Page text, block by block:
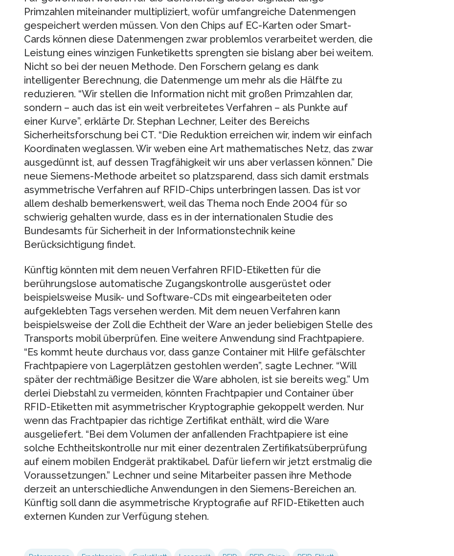
Primzahlen miteinander multipliziert, wofür umfangreiche Datenmengen
gespeichert werden müssen. Von den Chips auf EC-Karten oder Smart-
Cards können diese Datenmengen zwar problemlos verarbeitet werden, die
Leistung eines winzigen Funketiketts sprengten sie bislang aber bei weitem.
Nicht so bei der neuen Methode. Den Forschern gelang es dank
intelligenter Berechnung, die Datenmenge um mehr als die Hälfte zu
reduzieren. “Wir stellen die Information nicht mit großen Primzahlen dar,
sondern – auch das ist ein weit verbreitetes Verfahren – als Punkte auf
einer Kurve”, erklärte Dr. Stephan Lechner, Leiter des Bereichs
Sicherheitsforschung bei CT. “Die Reduktion erreichen wir, indem wir einfach
Koordinaten weglassen. Wir weben eine Art mathematisches Netz, das zwar
ausgedünnt ist, auf dessen Tragfähigkeit wir uns aber verlassen können.” Die
neue Siemens-Methode arbeitet so platzsparend, dass sich damit erstmals
asymmetrische Verfahren auf RFID-Chips unterbringen lassen. Das ist vor
allem deshalb bemerkenswert, weil das Thema noch Ende 2004 für so
schwierig gehalten wurde, dass es in der internationalen Studie des
Bundesamts für Sicherheit in der Informationstechnik keine
Berücksichtigung findet.
Künftig könnten mit dem neuen Verfahren RFID-Etiketten für die
berührungslose automatische Zugangskontrolle ausgerüstet oder
beispielsweise Musik- und Software-CDs mit eingearbeiteten oder
aufgeklebten Tags versehen werden. Mit dem neuen Verfahren kann
beispielsweise der Zoll die Echtheit der Ware an jeder beliebigen Stelle des
Transports mobil überprüfen. Eine weitere Anwendung sind Frachtpapiere.
“Es kommt heute durchaus vor, dass ganze Container mit Hilfe gefälschter
Frachtpapiere von Lagerplätzen gestohlen werden”, sagte Lechner. “Will
später der rechtmäßige Besitzer die Ware abholen, ist sie bereits weg.” Um
derlei Diebstahl zu vermeiden, könnten Frachtpapier und Container über
RFID-Etiketten mit asymmetrischer Kryptographie gekoppelt werden. Nur
wenn das Frachtpapier das richtige Zertifikat enthält, wird die Ware
ausgeliefert. “Bei dem Volumen der anfallenden Frachtpapiere ist eine
solche Echtheitskontrolle nur mit einer dezentralen Zertifikatsüberprüfung
auf einem mobilen Endgerät praktikabel. Dafür liefern wir jetzt erstmalig die
Voraussetzungen.” Lechner und seine Mitarbeiter passen ihre Methode
derzeit an unterschiedliche Anwendungen in den Siemens-Bereichen an.
Künftig soll dann die asymmetrische Kryptografie auf RFID-Etiketten auch
externen Kunden zur Verfügung stehen.